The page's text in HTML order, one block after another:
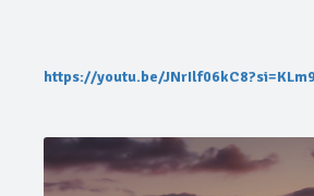
https://youtu.be/